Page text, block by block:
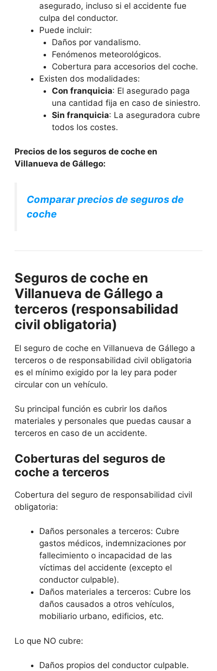
asegurado, incluso si el accidente fue
culpa del conductor.
Puede incluir:
Daños por vandalismo.
Fenómenos meteorológicos.
Cobertura para accesorios del coche.
Existen dos modalidades:
Con franquicia: El asegurado paga
una cantidad fija en caso de siniestro.
Sin franquicia: La aseguradora cubre
todos los costes.
Precios de los seguros de coche en
Villanueva de Gállego:
Comparar precios de seguros de
coche
Seguros de coche en
Villanueva de Gállego a
terceros (responsabilidad
civil obligatoria)
El seguro de coche en Villanueva de Gállego a
terceros o de responsabilidad civil obligatoria
es el mínimo exigido por la ley para poder
circular con un vehículo.
Su principal función es cubrir los daños
materiales y personales que puedas causar a
terceros en caso de un accidente.
Coberturas del seguros de
coche a terceros
Cobertura del seguro de responsabilidad civil
obligatoria:
Daños personales a terceros: Cubre
gastos médicos, indemnizaciones por
fallecimiento o incapacidad de las
víctimas del accidente (excepto el
conductor culpable).
Daños materiales a terceros: Cubre los
daños causados a otros vehículos,
mobiliario urbano, edificios, etc.
Lo que NO cubre:
Daños propios del conductor culpable.